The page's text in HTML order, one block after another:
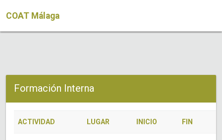
COAT Málaga
Formación Interna
ACTIVIDAD LUGAR INICIO FIN